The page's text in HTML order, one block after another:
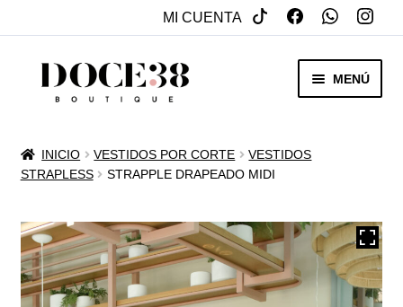
MI CUENTA
SALTAR
MENÚ
VENTA
REBAJAS
VESTIDOS DE NOVIA
INICIO VESTIDOS POR CORTE
VESTIDOS
STRAPLESS
STRAPPLE DRAPEADO MIDI